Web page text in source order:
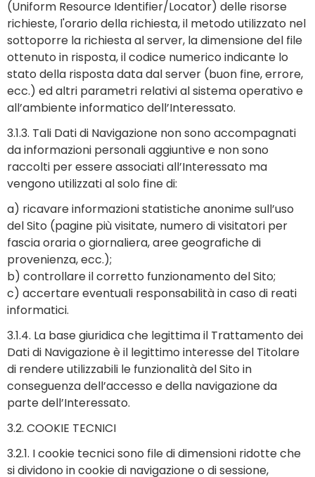
(Uniform Resource Identifier/Locator) delle risorse
richieste, l'orario della richiesta, il metodo utilizzato nel
sottoporre la richiesta al server, la dimensione del file
ottenuto in risposta, il codice numerico indicante lo
stato della risposta data dal server (buon fine, errore,
ecc.) ed altri parametri relativi al sistema operativo e
all’ambiente informatico dell’Interessato.
3.1.3. Tali Dati di Navigazione non sono accompagnati
da informazioni personali aggiuntive e non sono
raccolti per essere associati all’Interessato ma
vengono utilizzati al solo fine di:
a) ricavare informazioni statistiche anonime sull’uso
del Sito (pagine più visitate, numero di visitatori per
fascia oraria o giornaliera, aree geografiche di
provenienza, ecc.);
b) controllare il corretto funzionamento del Sito;
c) accertare eventuali responsabilità in caso di reati
informatici.
3.1.4. La base giuridica che legittima il Trattamento dei
Dati di Navigazione è il legittimo interesse del Titolare
di rendere utilizzabili le funzionalità del Sito in
conseguenza dell’accesso e della navigazione da
parte dell’Interessato.
3.2. COOKIE TECNICI
3.2.1. I cookie tecnici sono file di dimensioni ridotte che
si dividono in cookie di navigazione o di sessione,